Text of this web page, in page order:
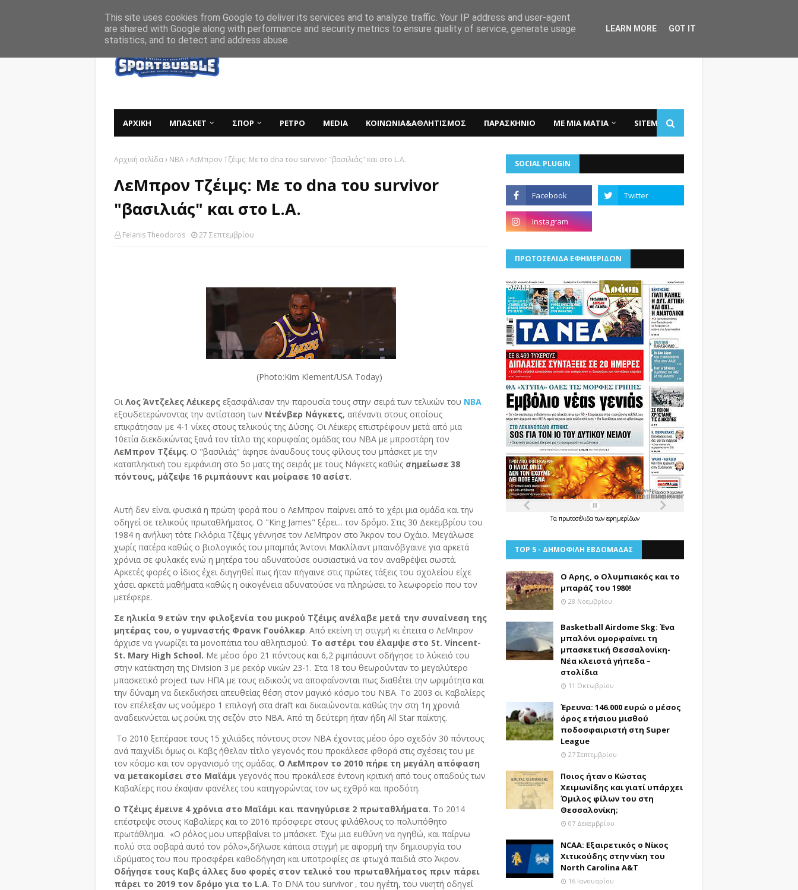
ΑΡΧΙΚΗ ΜΠΑΣΚΕΤ ΣΠΟΡ ΡΕΤΡΟ MEDIA ΚΟΙΝΩΝΙΑ&ΑΘΛΗΤΙΣΜΟΣ ΠΑΡΑΣΚΗΝΙΟ ΜΕ ΜΙΑ ΜΑΤΙΑ SITEMAP
Αρχική σελίδα NBA ΛεΜπρον Τζέιμς: Με το dna του survivor "βασιλιάς" και στο L.A.
ΛεΜπρον Τζέιμς: Με το dna του survivor
"βασιλιάς" και στο L.A.
Felanis Theodoros 27 Σεπτεμβρίου
(Photo:Kim Klement/USA Today)
ΟιΛος Άντζελες Λέικερς εξασφάλισαν την παρουσία τους στην σειρά των τελικών του ΝΒΑ
εξουδετερώνοντας την αντίσταση των Ντένβερ Νάγκετς, απέναντι στους οποίους
επικράτησαν με 4-1 νίκες στους τελικούς της Δύσης. Οι Λέικερς επιστρέφουν μετά από μια
10ετία διεκδικώντας ξανά τον τίτλο της κορυφαίας ομάδας του ΝΒΑ με μπροστάρη τον
ΛεΜπρον Τζέιμς. Ο "βασιλιάς" άφησε άναυδους τους φίλους του μπάσκετ με την
καταπληκτική του εμφάνιση στο 5ο ματς της σειράς με τους Νάγκετς καθώς σημείωσε 38
πόντους, μάζεψε 16 ριμπάουντ και μοίρασε 10 ασίστ.
Αυτή δεν είναι φυσικά η πρώτη φορά που ο ΛεΜπρον παίρνει από το χέρι μια ομάδα και την
οδηγεί σε τελικούς πρωταθλήματος. Ο "King James" ξέρει... τον δρόμο. Στις 30 Δεκεμβρίου του
1984 η ανήλικη τότε Γκλόρια Τζέιμς γέννησε τον ΛεΜπρον στο Άκρον του Οχάιο. Μεγάλωσε
χωρίς πατέρα καθώς ο βιολογικός του μπαμπάς Άντονι Μακλίλαντ μπαινόβγαινε για αρκετά
χρόνια σε φυλακές ενώ η μητέρα του αδυνατούσε ουσιαστικά να τον αναθρέψει σωστά.
Αρκετές φορές ο ίδιος έχει διηγηθεί πως ήταν πήγαινε στις πρώτες τάξεις του σχολείου είχε
χάσει αρκετά μαθήματα καθώς η οικογένεια αδυνατούσε να πληρώσει το λεωφορείο που τον
μετέφερε.
Σε ηλικία 9 ετών την φιλοξενία του μικρού Τζέιμς ανέλαβε μετά την συναίνεση της
μητέρας του, ο γυμναστής Φρανκ Γουόλκερ. Από εκείνη τη στιγμή κι έπειτα ο ΛεΜπρον
άρχισε να γνωρίζει τα μονοπάτια του αθλητισμού. Το αστέρι του έλαμψε στο St. Vincent-
St. Mary High School. Με μέσο όρο 21 πόντους και 6,2 ριμπάουντ οδήγησε το λύκειό του
στην κατάκτηση της Division 3 με ρεκόρ νικών 23-1. Στα 18 του θεωρούνταν το μεγαλύτερο
μπασκετικό project των ΗΠΑ με τους ειδικούς να αποφαίνονται πως διαθέτει την ωριμότητα και
την δύναμη να διεκδικήσει απευθείας θέση στον μαγικό κόσμο του ΝΒΑ. Το 2003 οι Καβαλίερς
τον επέλεξαν ως νούμερο 1 επιλογή στα draft και δικαιώνονται καθώς την στη 1η χρονιά
αναδεικνύεται ως ρούκι της σεζόν στο NBA. Από τη δεύτερη ήταν ήδη All Star παίκτης.
Το 2010 ξεπέρασε τους 15 χιλιάδες πόντους στον NBA έχοντας μέσο όρο σχεδόν 30 πόντους
ανά παιχνίδι όμως οι Καβς ήθελαν τίτλο γεγονός που προκάλεσε φθορά στις σχέσεις του με
τον κόσμο και τον οργανισμό της ομάδας. Ο ΛεΜπρον το 2010 πήρε τη μεγάλη απόφαση
να μετακομίσει στο Μαϊάμι γεγονός που προκάλεσε έντονη κριτική από τους οπαδούς των
Καβαλίερς που έκαψαν φανέλες του κατηγορώντας τον ως εχθρό και προδότη.
Ο Τζέιμς έμεινε 4 χρόνια στο Μαϊάμι και πανηγύρισε 2 πρωταθλήματα. Το 2014
επέστρεψε στους Καβαλίερς και το 2016 πρόσφερε στους φιλάθλους το πολυπόθητο
πρωτάθλημα. «Ο ρόλος μου υπερβαίνει το μπάσκετ. Έχω μια ευθύνη να ηγηθώ, και παίρνω
πολύ στα σοβαρά αυτό τον ρόλο»,δήλωσε κάποια στιγμή με αφορμή την δημιουργία του
ιδρύματος του που προσφέρει καθοδήγηση και υποτροφίες σε φτωχά παιδιά στο Άκρον.
Οδήγησε τους Καβς άλλες δυο φορές στον τελικό του πρωταθλήματος πριν πάρει
πάρει το 2019 τον δρόμο για το L.A. Το DNA του survivor , του ηγέτη, του νικητή οδηγεί
SOCIAL PLUGIN
ΠΡΩΤΟΣΕΛΙΔΑ ΕΦΗΜΕΡΙΔΩΝ
Τα πρωτοσέλιδατων εφημερίδων
TOP 5 - ΔΗΜΟΦΙΛΗ ΕΒΔΟΜΑΔΑΣ
Ο Αρης, ο Ολυμπιακός και το
μπαράζ του 1980!
28 Νοεμβρίου
Basketball Airdome Skg: Ένα
μπαλόνι ομορφαίνει τη
μπασκετική Θεσσαλονίκη-
Νέα κλειστά γήπεδα –
στολίδια
11 Οκτωβρίου
Έρευνα: 146.000 ευρώ ο μέσος
όρος ετήσιου μισθού
ποδοσφαιριστή στη Super
League
27 Σεπτεμβρίου
Ποιος ήταν ο Κώστας
Χειμωνίδης και γιατί υπάρχει
Όμιλος φίλων του στη
Θεσσαλονίκη;
07 Δεκεμβρίου
NCAA: Εξαιρετικός ο Νίκος
Χιτικούδης στην νίκη του
North Carolina A&Τ
16 Ιανουαρίου
This site uses cookies from Google to deliver its services and to analyze traffic. Your IP address and user-agent
are shared with Google along with performance and security metrics to ensure quality of service, generate usage
statistics, and to detect and address abuse.
LEARN MORE GOT IT